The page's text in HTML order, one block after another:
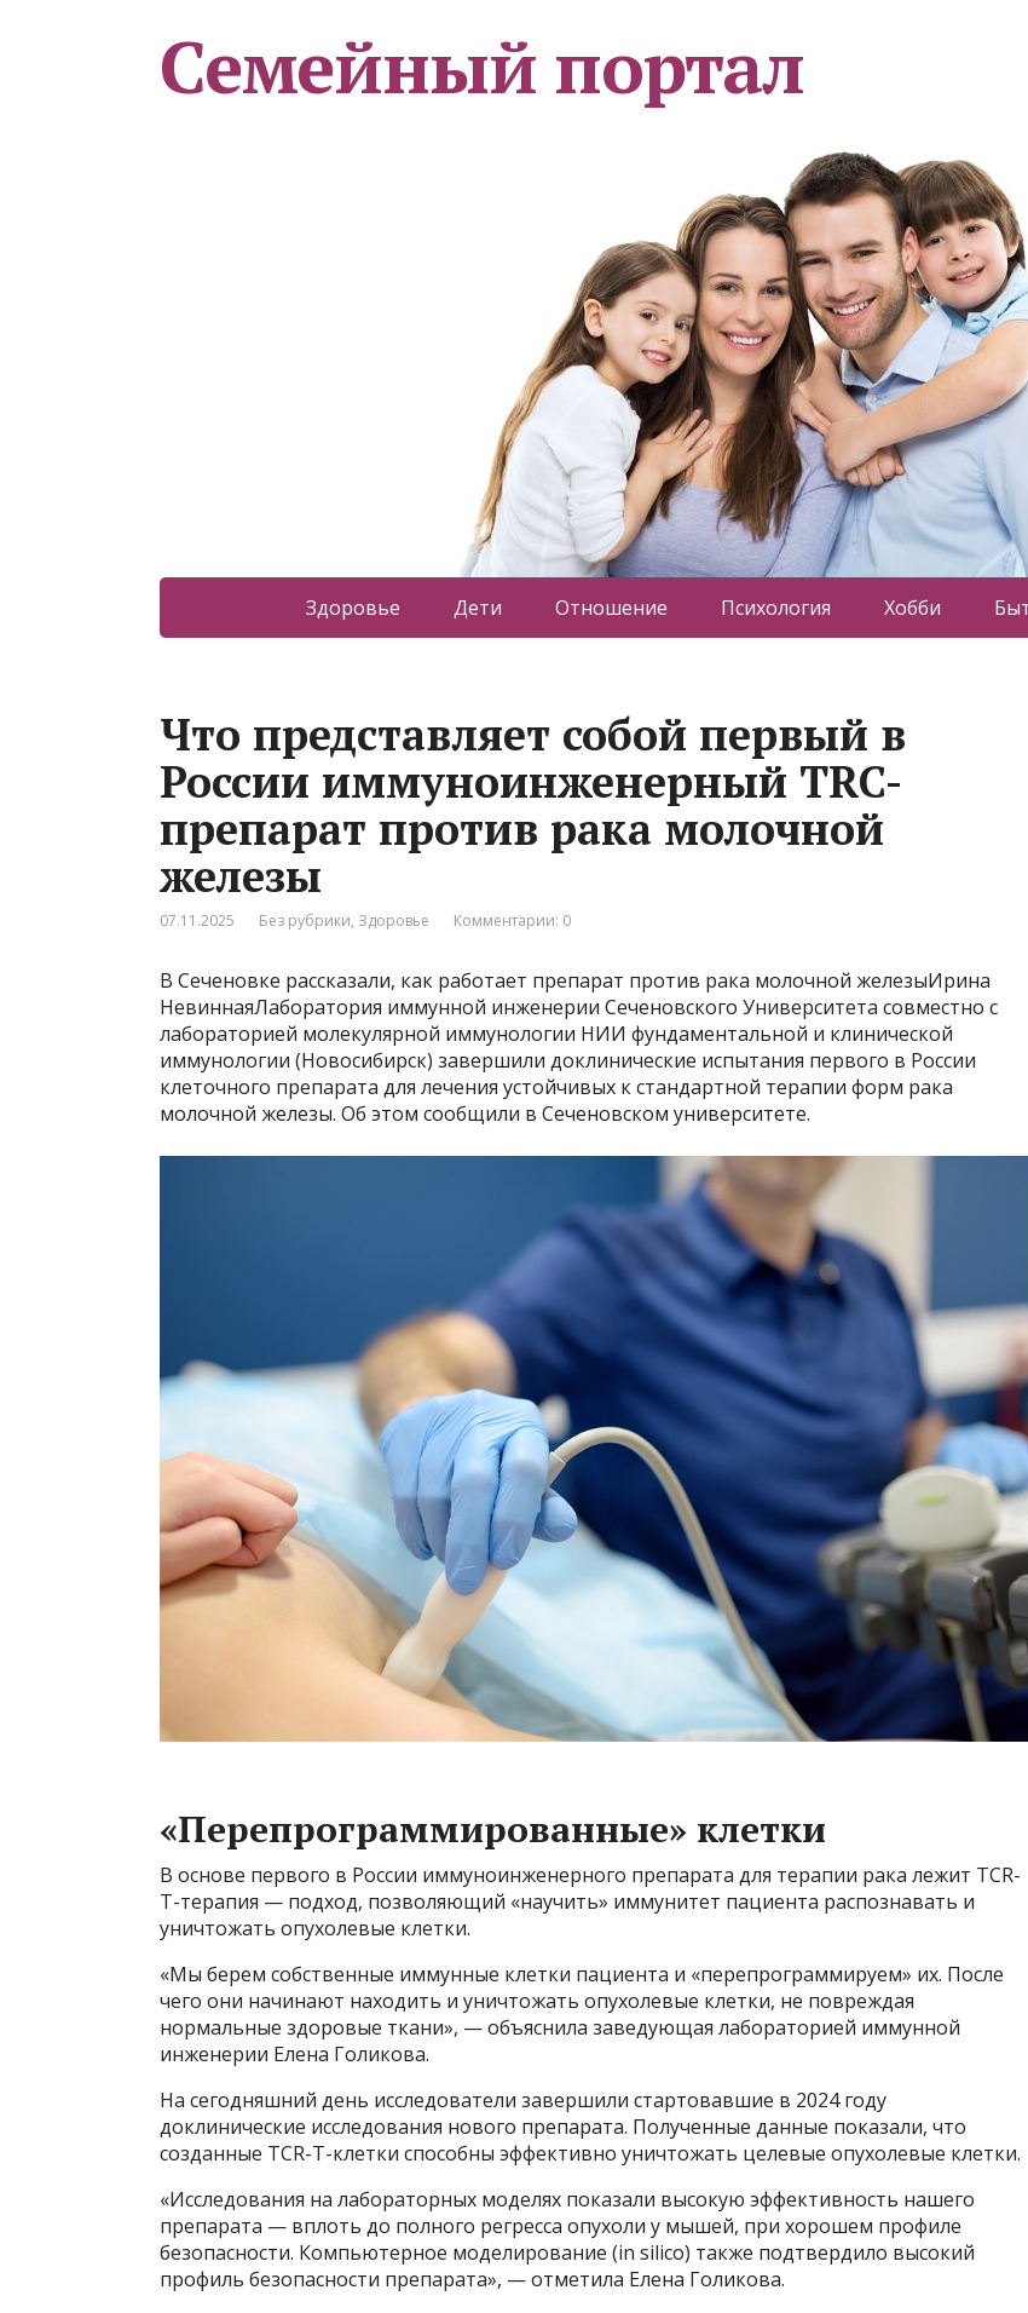
Семейный портал
Здоровье Дети Отношение Психология Хобби
Что представляет собой первый в
России иммуноинженерный TRC-
препарат против рака молочной
железы
07.11.2025 Без рубрики, Здоровье Комментарии: 0
В Сеченовке рассказали, как работает препарат против рака молочной железыИрина
НевиннаяЛаборатория иммунной инженерии Сеченовского Университета совместно с
лабораторией молекулярной иммунологии НИИ фундаментальной и клинической
иммунологии (Новосибирск) завершили доклинические испытания первого в России
клеточного препарата для лечения устойчивых к стандартной терапии форм рака
молочной железы. Об этом сообщили в Сеченовском университете.
«Перепрограммированные» клетки
В основе первого в России иммуноинженерного препарата для терапии рака лежит TCR-
T-терапия — подход, позволяющий «научить» иммунитет пациента распознавать и
уничтожать опухолевые клетки.
«Мы берем собственные иммунные клетки пациента и «перепрограммируем» их. После
чего они начинают находить и уничтожать опухолевые клетки, не повреждая
нормальные здоровые ткани», — объяснила заведующая лабораторией иммунной
инженерии Елена Голикова.
На сегодняшний день исследователи завершили стартовавшие в 2024 году
доклинические исследования нового препарата. Полученные данные показали, что
созданные TCR-T-клетки способны эффективно уничтожать целевые опухолевые клетки.
«Исследования на лабораторных моделях показали высокую эффективность нашего
препарата — вплоть до полного регресса опухоли у мышей, при хорошем профиле
безопасности. Компьютерное моделирование (in silico) также подтвердило высокий
профиль безопасности препарата», — отметила Елена Голикова.